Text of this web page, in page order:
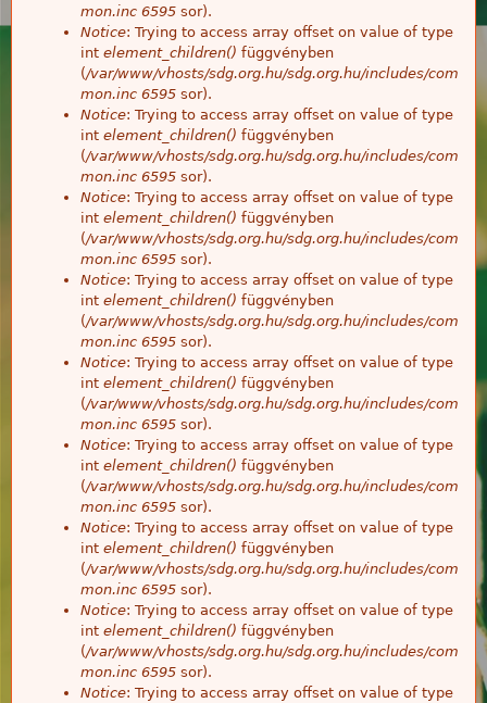
mon.inc 6595 sor).
Notice: Trying to access array offset on value of type
int element_children() függvényben
(/var/www/vhosts/sdg.org.hu/sdg.org.hu/includes/com
mon.inc 6595 sor).
Notice: Trying to access array offset on value of type
int element_children() függvényben
(/var/www/vhosts/sdg.org.hu/sdg.org.hu/includes/com
mon.inc 6595 sor).
Notice: Trying to access array offset on value of type
int element_children() függvényben
(/var/www/vhosts/sdg.org.hu/sdg.org.hu/includes/com
mon.inc 6595 sor).
Notice: Trying to access array offset on value of type
int element_children() függvényben
(/var/www/vhosts/sdg.org.hu/sdg.org.hu/includes/com
mon.inc 6595 sor).
Notice: Trying to access array offset on value of type
int element_children() függvényben
(/var/www/vhosts/sdg.org.hu/sdg.org.hu/includes/com
mon.inc 6595 sor).
Notice: Trying to access array offset on value of type
int element_children() függvényben
(/var/www/vhosts/sdg.org.hu/sdg.org.hu/includes/com
mon.inc 6595 sor).
Notice: Trying to access array offset on value of type
int element_children() függvényben
(/var/www/vhosts/sdg.org.hu/sdg.org.hu/includes/com
mon.inc 6595 sor).
Notice: Trying to access array offset on value of type
int element_children() függvényben
(/var/www/vhosts/sdg.org.hu/sdg.org.hu/includes/com
mon.inc 6595 sor).
Notice: Trying to access array offset on value of type